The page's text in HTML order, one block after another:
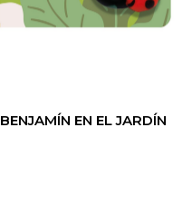
BENJAMÍN EN EL JARDÍN